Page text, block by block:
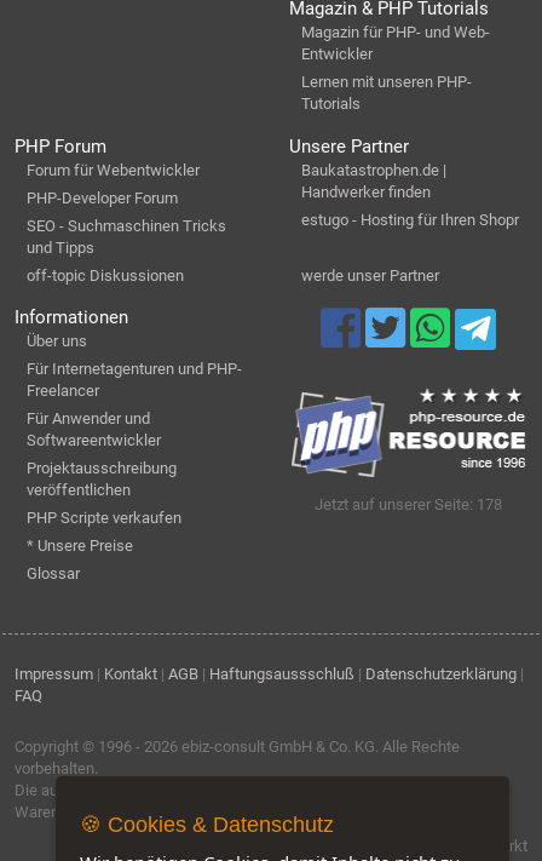
Magazin & PHP Tutorials
Magazin für PHP- und Web-
Entwickler
Lernen mit unseren PHP-
Tutorials
PHP Forum
Forum für Webentwickler
PHP-Developer Forum
SEO - Suchmaschinen Tricks
und Tipps
off-topic Diskussionen
Unsere Partner
Baukatastrophen.de |
Handwerker finden
estugo - Hosting für Ihren Shopr
werde unser Partner
Informationen
Über uns
Für Internetagenturen und PHP-
Freelancer
Für Anwender und
Softwareentwickler
Projektausschreibung
veröffentlichen
PHP Scripte verkaufen
* Unsere Preise
Glossar
Jetzt auf unserer Seite: 178
Impressum | Kontakt | AGB | Haftungsaussschluß | Datenschutzerklärung |
FAQ
Copyright © 1996 - 2026 ebiz-consult GmbH & Co. KG . Alle Rechte
vorbehalten.
Die auf dieser Seite verwendeten Produktbezeichnungen, Namen und
Warenzeichen sind Eigentum der jeweiligen Firmen.
Software by IQ-Markt
🍪 Cookies & Datenschutz